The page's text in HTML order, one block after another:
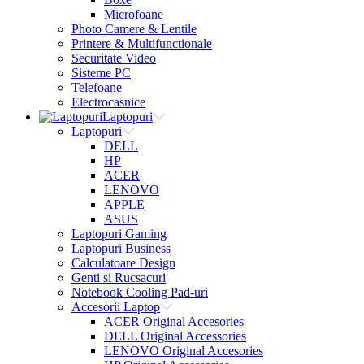
Microfoane
Photo Camere & Lentile
Printere & Multifunctionale
Securitate Video
Sisteme PC
Telefoane
Electrocasnice
Laptopuri
Laptopuri
DELL
HP
ACER
LENOVO
APPLE
ASUS
Laptopuri Gaming
Laptopuri Business
Calculatoare Design
Genti si Rucsacuri
Notebook Cooling Pad-uri
Accesorii Laptop
ACER Original Accesories
DELL Original Accessories
LENOVO Original Accesories